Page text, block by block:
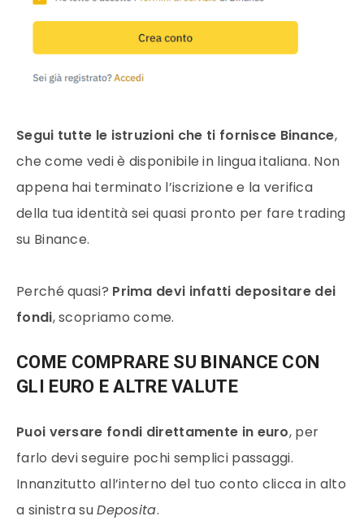
Segui tutte le istruzioni che ti fornisce Binance,
che come vedi è disponibile in lingua italiana. Non
appena hai terminato l’iscrizione e la verifica
della tua identità sei quasi pronto per fare trading
su Binance.
Perché quasi? Prima devi infatti depositare dei
fondi, scopriamo come.
COME COMPRARE SU BINANCE CON
GLI EURO E ALTRE VALUTE
Puoi versare fondi direttamente in euro, per
farlo devi seguire pochi semplici passaggi.
Innanzitutto all’interno del tuo conto clicca in alto
a sinistra suDeposita.